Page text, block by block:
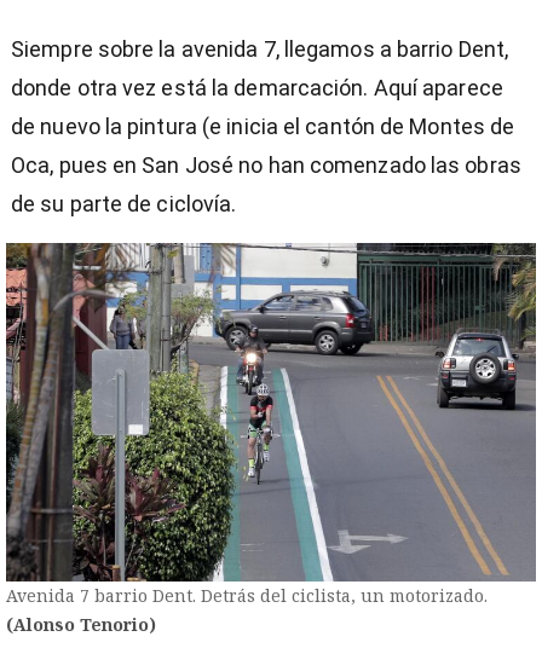
Siempre sobre la avenida 7, llegamos a barrio Dent,
donde otra vez está la demarcación. Aquí aparece
de nuevo la pintura (e inicia el cantón de Montes de
Oca, pues en San José no han comenzado las obras
de su parte de ciclovía.
Avenida 7 barrio Dent. Detrás del ciclista, un motorizado.
(Alonso Tenorio)